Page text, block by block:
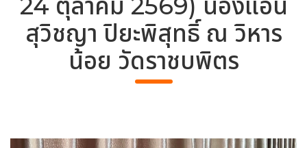
สุวิชญา ปิยะพิสุทธิ์ ณ วิหาร
น้อย วัดราชบพิตร